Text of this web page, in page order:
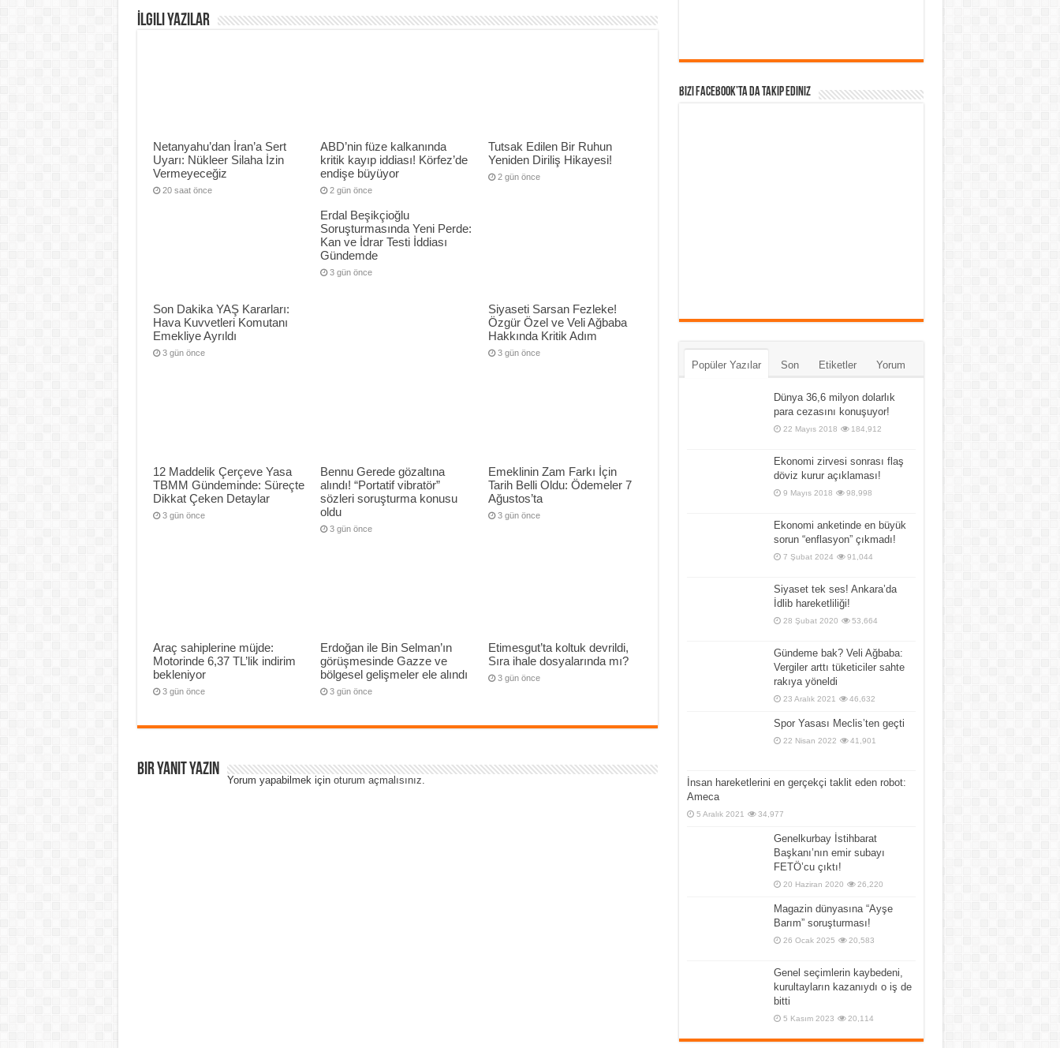
İlgili Yazılar
Netanyahu’dan İran’a Sert
Uyarı: Nükleer Silaha İzin
Vermeyeceğiz
20 saat önce
ABD’nin füze kalkanında
kritik kayıp iddiası! Körfez’de
endişe büyüyor
2 gün önce
Tutsak Edilen Bir Ruhun
Yeniden Diriliş Hikayesi!
2 gün önce
Son Dakika YAŞ Kararları:
Hava Kuvvetleri Komutanı
Emekliye Ayrıldı
3 gün önce
Erdal Beşikçioğlu
Soruşturmasında Yeni Perde:
Kan ve İdrar Testi İddiası
Gündemde
3 gün önce
Siyaseti Sarsan Fezleke!
Özgür Özel ve Veli Ağbaba
Hakkında Kritik Adım
3 gün önce
12 Maddelik Çerçeve Yasa
TBMM Gündeminde: Süreçte
Dikkat Çeken Detaylar
3 gün önce
Bennu Gerede gözaltına
alındı! “Portatif vibratör”
sözleri soruşturma konusu
oldu
3 gün önce
Emeklinin Zam Farkı İçin
Tarih Belli Oldu: Ödemeler 7
Ağustos’ta
3 gün önce
Araç sahiplerine müjde:
Motorinde 6,37 TL’lik indirim
bekleniyor
3 gün önce
Erdoğan ile Bin Selman’ın
görüşmesinde Gazze ve
bölgesel gelişmeler ele alındı
3 gün önce
Etimesgut’ta koltuk devrildi,
Sıra ihale dosyalarında mı?
3 gün önce
Bir yanıt yazın
Yorum yapabilmek için oturum açmalısınız
Bizi Facebook’ta da takip Ediniz
Popüler Yazılar Son Etiketler Yorum
Dünya 36,6 milyon dolarlık
para cezasını konuşuyor!
22 Mayıs 2018 184,912
Ekonomi zirvesi sonrası flaş
döviz kurur açıklaması!
9 Mayıs 2018 98,998
Ekonomi anketinde en büyük
sorun “enflasyon” çıkmadı!
7 Şubat 2024 91,044
Siyaset tek ses! Ankara’da
İdlib hareketliliği!
28 Şubat 2020 53,664
Gündeme bak? Veli Ağbaba:
Vergiler arttı tüketiciler sahte
rakıya yöneldi
23 Aralık 2021 46,632
Spor Yasası Meclis’ten geçti
22 Nisan 2022 41,901
İnsan hareketlerini en gerçekçi taklit eden robot:
Ameca
5 Aralık 2021 34,977
Genelkurbay İstihbarat
Başkanı’nın emir subayı
FETÖ’cu çıktı!
20 Haziran 2020 26,220
Magazin dünyasına “Ayşe
Barım” soruşturması!
26 Ocak 2025 20,583
Genel seçimlerin kaybedeni,
kurultayların kazanıydı o iş de
bitti
5 Kasım 2023 20,114